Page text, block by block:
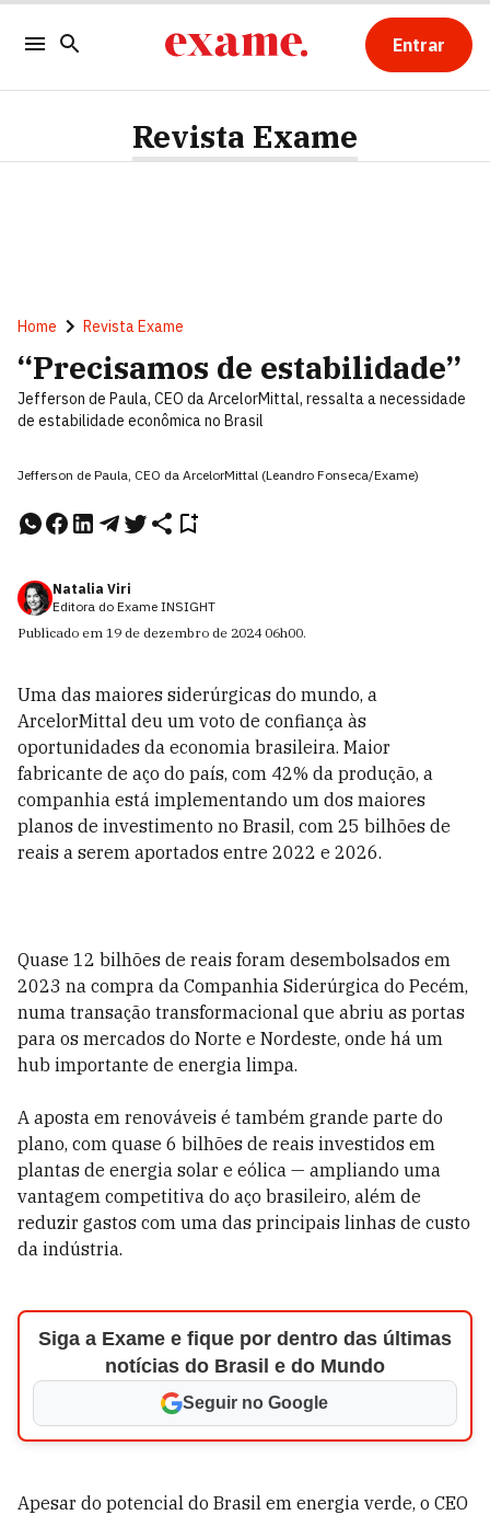
Entrar
Revista Exame
Home Revista Exame
“Precisamos de estabilidade”
Jefferson de Paula, CEO da ArcelorMittal, ressalta a necessidade
de estabilidade econômica no Brasil
Jefferson de Paula, CEO da ArcelorMittal (Leandro Fonseca/Exame)
Natalia Viri
Editora do Exame INSIGHT
Publicado em 19 de dezembro de 2024 06h00.
Uma das maiores siderúrgicas do mundo, a
ArcelorMittal deu um voto de confiança às
oportunidades da economia brasileira. Maior
fabricante de aço do país, com 42% da produção, a
companhia está implementando um dos maiores
planos de investimento no Brasil, com 25 bilhões de
reais a serem aportados entre 2022 e 2026.
Quase 12 bilhões de reais foram desembolsados em
2023 na compra da Companhia Siderúrgica do Pecém,
numa transação transformacional que abriu as portas
para os mercados do Norte e Nordeste, onde há um
hub importante de energia limpa.
A aposta em renováveis é também grande parte do
plano, com quase 6 bilhões de reais investidos em
plantas de energia solar e eólica — ampliando uma
vantagem competitiva do aço brasileiro, além de
reduzir gastos com uma das principais linhas de custo
da indústria.
Siga a Exame e fique por dentro das últimas
notícias do Brasil e do Mundo
Seguir no Google
Apesar do potencial do Brasil em energia verde, o CEO